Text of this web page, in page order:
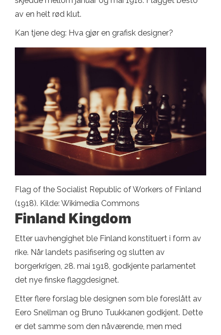
av en helt rød klut.
Kan tjene deg: Hva gjør en grafisk designer?
Flag of the Socialist Republic of Workers of Finland
(1918). Kilde: Wikimedia Commons
Finland Kingdom
Etter uavhengighet ble Finland konstituert i form av
rike. Når landets pasifisering og slutten av
borgerkrigen, 28. mai 1918, godkjente parlamentet
det nye finske flaggdesignet.
Etter flere forslag ble designen som ble foreslått av
Eero Snellman og Bruno Tuukkanen godkjent. Dette
er det samme som den nåværende, men med